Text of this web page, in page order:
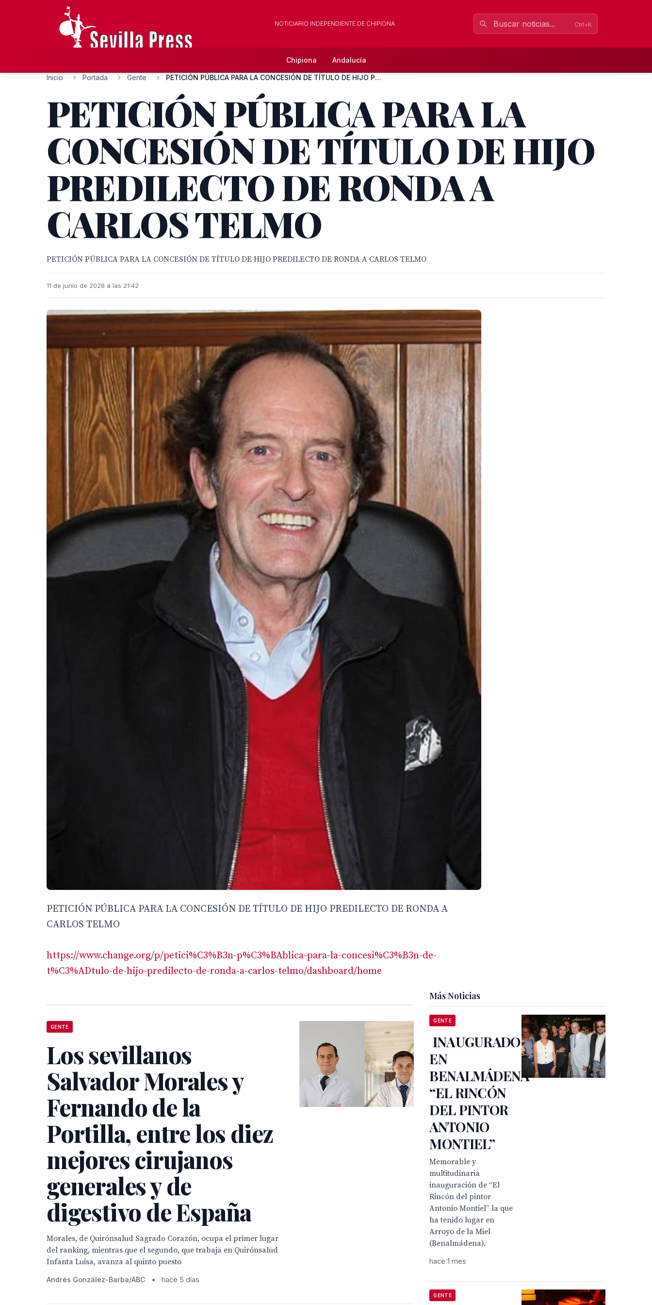
NOTICIARIO INDEPENDIENTE DE CHIPIONA Ctrl+K
Chipiona Andalucía
Inicio Portada Gente PETICIÓN PÚBLICA PARA LA CONCESIÓN DE TÍTULO DE HIJO PREDILE...
PETICIÓN PÚBLICA PARA LA
CONCESIÓN DE TÍTULO DE HIJO
PREDILECTO DE RONDA A
CARLOS TELMO
PETICIÓN PÚBLICA PARA LA CONCESIÓN DE TÍTULO DE HIJO PREDILECTO DE RONDA A CARLOS TELMO
11 de junio de 2026 a las 21:42
PETICIÓN PÚBLICA PARA LA CONCESIÓN DE TÍTULO DE HIJO PREDILECTO DE RONDA A
CARLOS TELMO
https://www.change.org/p/petici%C3%B3n-p%C3%BAblica-para-la-concesi%C3%B3n-de-
t%C3%ADtulo-de-hijo-predilecto-de-ronda-a-carlos-telmo/dashboard/home
GENTE
Los sevillanos
Salvador Morales y
Fernando de la
Portilla, entre los diez
mejores cirujanos
generales y de
digestivo de España
Morales, de Quirónsalud Sagrado Corazón, ocupa el primer lugar
del ranking, mientras que el segundo, que trabaja en Quirónsalud
Infanta Luisa, avanza al quinto puesto
Andrés González-Barba/ABC • hace 5 días
Más Noticias
GENTE
INAUGURADO
EN
BENALMÁDENA
“EL RINCÓN
DEL PINTOR
ANTONIO
MONTIEL”
Memorable y
multitudinaria
inauguración de “El
Rincón del pintor
Antonio Montiel” la que
ha tenido lugar en
Arroyo de la Miel
(Benalmádena).
hace 1 mes
GENTE